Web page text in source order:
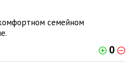
семейном
0